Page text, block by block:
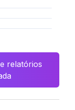
relatórios